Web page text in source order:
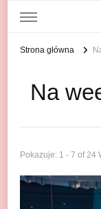
Strona główna
Na
Pokazuje: 1 - 7 of 24